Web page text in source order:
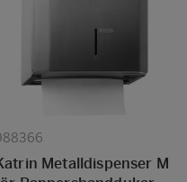
Metalldispenser M